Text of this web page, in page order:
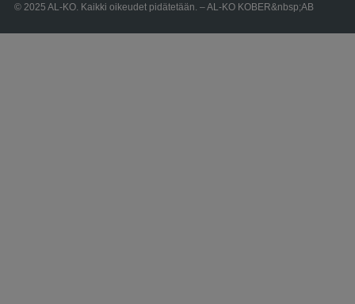
© 2025 AL-KO. Kaikki oikeudet pidätetään. – AL-KO KOBER&nbsp;AB